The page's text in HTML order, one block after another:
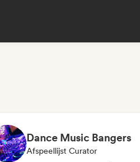
Dance Music Bangers
Afspeellijst Curator